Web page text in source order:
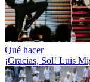
Qué hacer
¡Gracias, Sol! Luis